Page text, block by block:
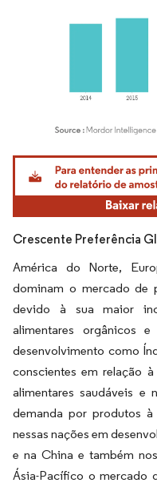
Imagem © Mordor Intelligence.
Crescente Preferência
América do Norte,
dominam o mercado de
devido à sua maior
alimentares orgânicos
desenvolvimento como
conscientes em relação
alimentares saudáveis e
demanda por produtos
nessas nações em
e na China e também
Ásia-Pacífico o mercado